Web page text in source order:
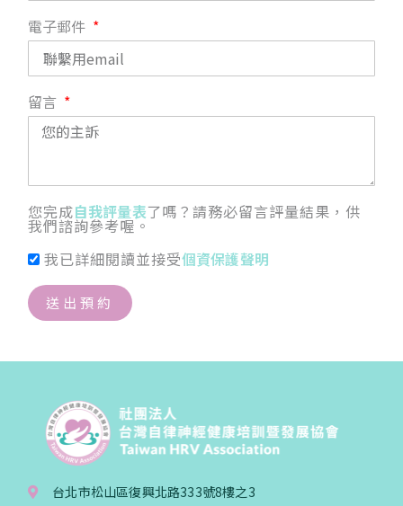
電子郵件
留言
您完成自我評量表了嗎？請務必留言評量結果，供
我們諮詢參考喔。
我已詳細閱讀並接受個資保護聲明
送出預約
台北市松山區復興北路333號8樓之3